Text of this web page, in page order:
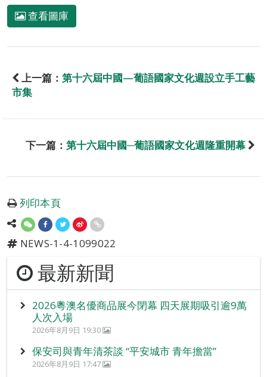
查看圖庫
上一篇： 第十六屆中國—葡語國家文化週設立手工藝
市集
下一篇： 第十六屆中國─葡語國家文化週隆重開幕
列印本頁
NEWS-1-4-1099022
最新新聞
2026粵澳名優商品展今閉幕 四天展期吸引逾9萬
人次入場
2026年8月9日 19:30
保安司與青年清茶談 “平安城市 青年擔當”
2026年8月9日 17:47